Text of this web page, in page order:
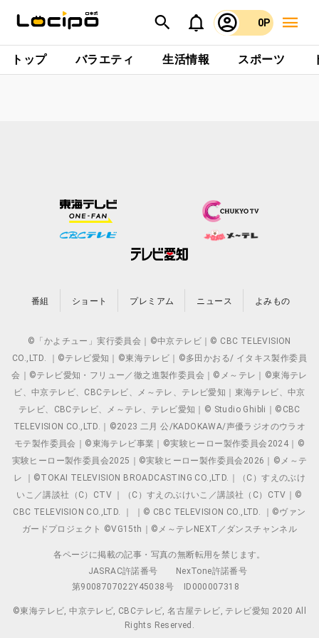
0P
トップ バラエティ 生活情報 スポーツ
番組 ショート プレミアム ニュース よみもの
©「かよチュー」実行委員会｜©中京テレビ｜© CBC TELEVISION
CO.,LTD. ｜©テレビ愛知｜©東海テレビ｜©多田かおる/ イタキス製作委員
会｜©テレビ愛知・フリュー／徹之進製作委員会｜©メ～テレ｜©東海テレ
ビ、中京テレビ、CBCテレビ、メ～テレ、テレビ愛知｜東海テレビ、中京
テレビ、CBCテレビ、メ～テレ、テレビ愛知｜© Studio Ghibli｜©CBC
TELEVISION CO.,LTD.｜©2023 二月 公/KADOKAWA/声優ラジオのウラオ
モテ製作委員会｜©東海テレビ事業｜©実験ヒーロー製作委員会2024｜©
実験ヒーロー製作委員会2025｜©実験ヒーロー製作委員会2026｜©メ～テ
レ ｜©TOKAI TELEVISION BROADCASTING CO.,LTD.｜（C）すえのぶけ
いこ／講談社（C）CTV ｜（C）すえのぶけいこ／講談社（C）CTV｜©
CBC TELEVISION CO.,LTD. ｜ ｜© CBC TELEVISION CO.,LTD. ｜©ヴァン
ガードプロジェクト ©VG15th｜©メ～テレNEXT／ダンスチャンネル
各ページに掲載の記事・写真の無断転用を禁じます。
JASRAC許諾番号
NexTone許諾番号
第9008707022Y45038号
ID000007318
©東海テレビ, 中京テレビ, CBCテレビ, 名古屋テレビ, テレビ愛知 2020 All
Rights Reserved.